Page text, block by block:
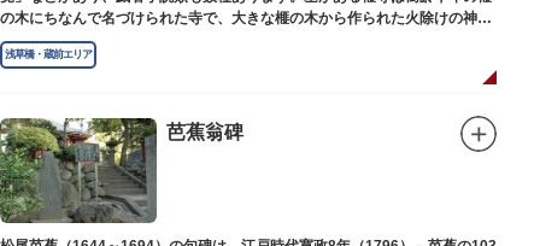
の木にちなんで名づけられた寺で、大きな榧の木から作られた火除けの神、
秋葉権現で知られています。
浅草橋・蔵前エリア
芭蕉翁碑